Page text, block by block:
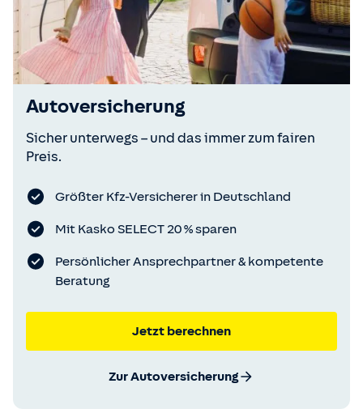
Autoversicherung
Sicher unterwegs – und das immer zum fairen
Preis.
Größter Kfz-Versicherer in Deutschland
Mit Kasko SELECT 20 % sparen
Persönlicher Ansprechpartner & kompetente
Beratung
Jetzt berechnen
Zur Autoversicherung